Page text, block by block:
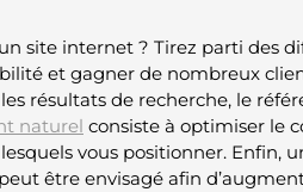
site internet ? Tirez parti des
et gagner de nombreux
résultats de recherche, le
naturel consiste à optimiser le
vous positionner. Enfin,
être envisagé afin